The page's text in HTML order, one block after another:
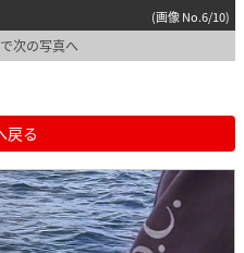
(画像 No.6/10)
次の写真へ
戻る